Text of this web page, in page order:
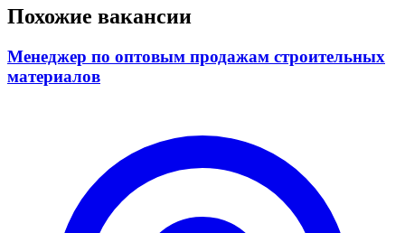
Похожие вакансии
Менеджер по оптовым продажам строительных
материалов